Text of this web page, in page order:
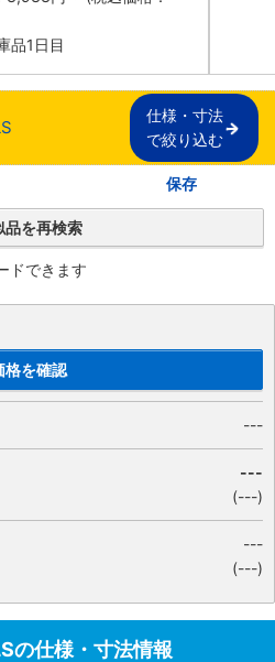
品1日目
仕様・寸法
で絞り込む
保存
品を再検索
ドできます
格を確認
---
---
(---)
---
(---)
仕様・寸法情報